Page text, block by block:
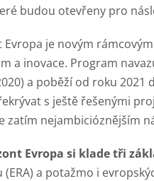
budou otevřeny pro
je novým
a inovace. Program
a poběží od roku 2021
s ještě řešenými
zatím nejambicióznějším
Evropa si klade tři
a potažmo i